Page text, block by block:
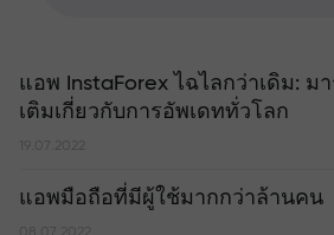
แอพ InstaForex ไฉไลกว่าเดิม: ม
เติมเกี่ยวกับการอัพเดททั่วโลก
19.07.2022
แอพมือถือที่มีผู้ใช้มากกว่าล้านคน
08.07.2022